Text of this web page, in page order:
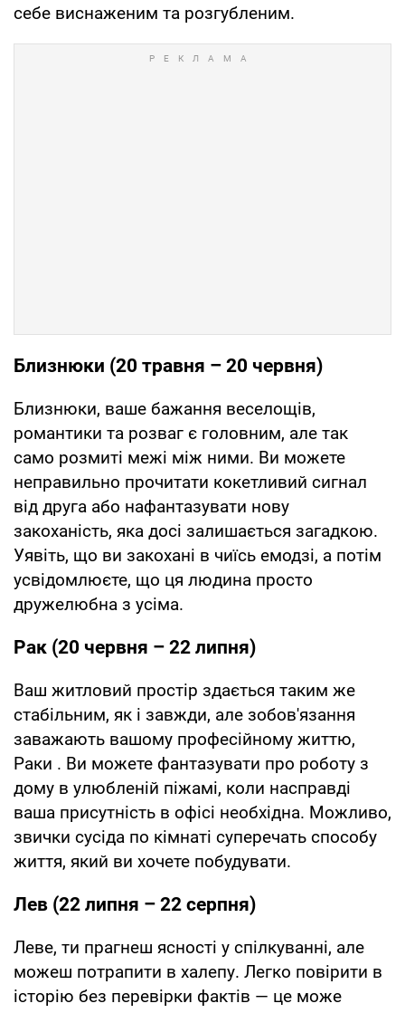
себе виснаженим та розгубленим.
Близнюки (20 травня – 20 червня)
Близнюки, ваше бажання веселощів,
романтики та розваг є головним, але так
само розмиті межі між ними. Ви можете
неправильно прочитати кокетливий сигнал
від друга або нафантазувати нову
закоханість, яка досі залишається загадкою.
Уявіть, що ви закохані в чиїсь емодзі, а потім
усвідомлюєте, що ця людина просто
дружелюбна з усіма.
Рак (20 червня – 22 липня)
Ваш житловий простір здається таким же
стабільним, як і завжди, але зобов'язання
заважають вашому професійному життю,
Раки . Ви можете фантазувати про роботу з
дому в улюбленій піжамі, коли насправді
ваша присутність в офісі необхідна. Можливо,
звички сусіда по кімнаті суперечать способу
життя, який ви хочете побудувати.
Лев (22 липня – 22 серпня)
Леве, ти прагнеш ясності у спілкуванні, але
можеш потрапити в халепу. Легко повірити в
історію без перевірки фактів — це може